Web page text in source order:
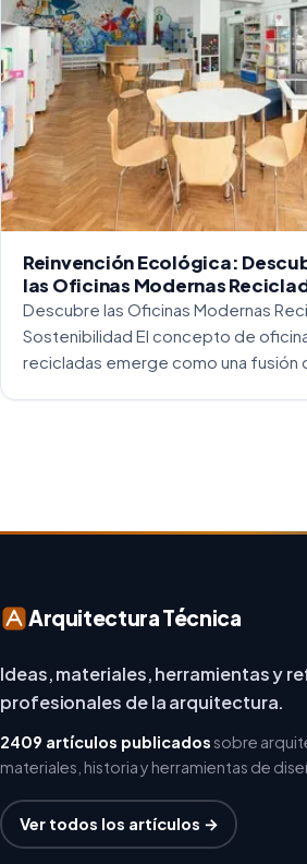
Reinvención Ecológica:
las Oficinas Modernas
Descubre las Oficinas Modernas
Sostenibilidad El concepto de
recicladas emerge como una fusión
Arquitectura Técnica
Ideas, materiales, herramientas y
profesionales de la arquitectura.
2409 artículos publicadossobre
materiales, historia y herramientas de
Ver todos los artículos →